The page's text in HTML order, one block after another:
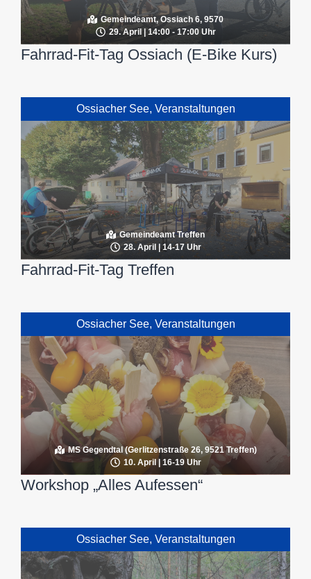
Gemeindeamt, Ossiach 6, 9570
29. April | 14:00 - 17:00 Uhr
Fahrrad-Fit-Tag Ossiach (E-Bike Kurs)
Ossiacher See, Veranstaltungen
Gemeindeamt Treffen
28. April | 14-17 Uhr
Fahrrad-Fit-Tag Treffen
Ossiacher See, Veranstaltungen
MS Gegendtal (Gerlitzenstraße 26, 9521 Treffen)
10. April | 16-19 Uhr
Workshop „Alles Aufessen“
Ossiacher See, Veranstaltungen